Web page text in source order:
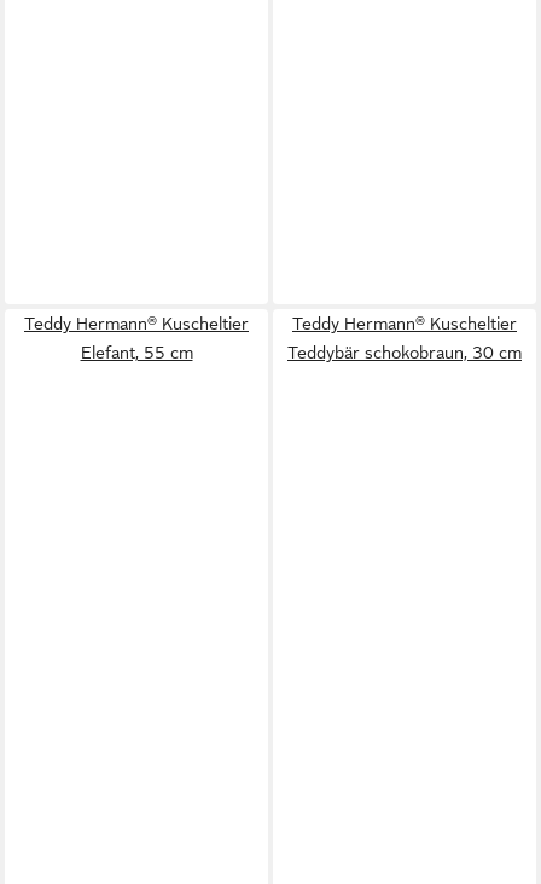
Teddy Hermann® Kuscheltier
Elefant, 55 cm
Teddy Hermann® Kuscheltier
Teddybär schokobraun, 30 cm